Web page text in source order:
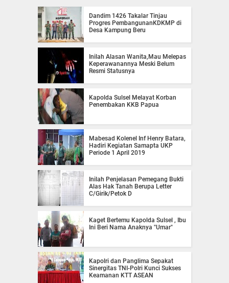
Dandim 1426 Takalar Tinjau
Progres PembangunanKDKMP di
Desa Kampung Beru
Inilah Alasan Wanita,Mau Melepas
Keperawanannya Meski Belum
Resmi Statusnya
Kapolda Sulsel Melayat Korban
Penembakan KKB Papua
Mabesad Kolenel Inf Henry Batara,
Hadiri Kegiatan Samapta UKP
Periode 1 April 2019
Inilah Penjelasan Pemegang Bukti
Alas Hak Tanah Berupa Letter
C/Girik/Petok D
Kaget Bertemu Kapolda Sulsel , Ibu
Ini Beri Nama Anaknya "Umar"
Kapolri dan Panglima Sepakat
Sinergitas TNI-Polri Kunci Sukses
Keamanan KTT ASEAN